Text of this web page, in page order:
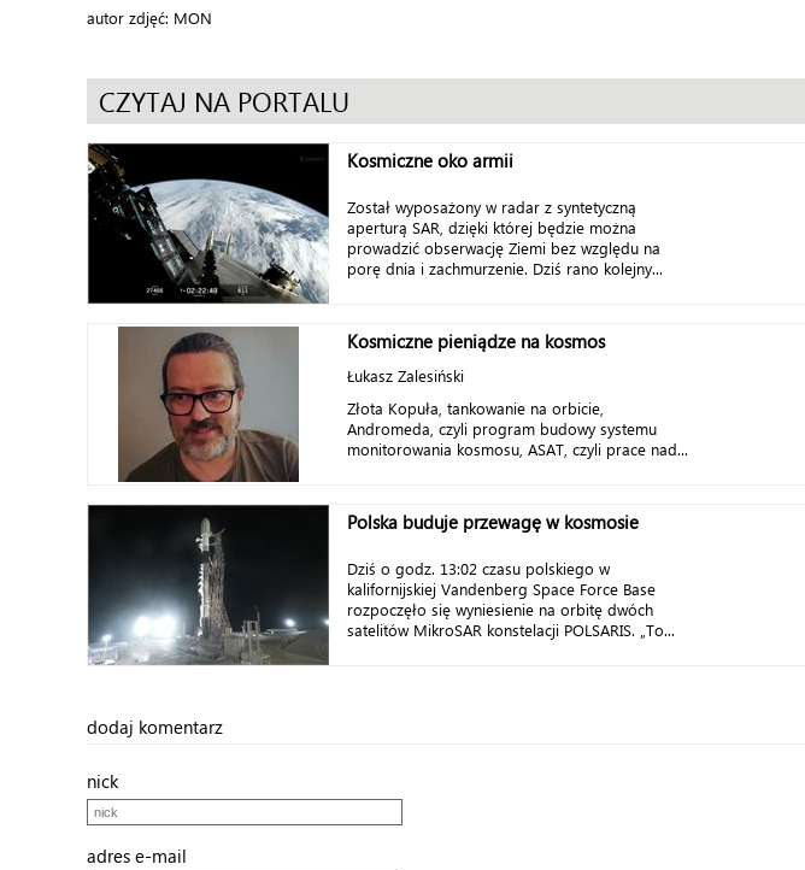
autor zdjęć: MON
CZYTAJ NA PORTALU
Kosmiczne oko armii
Został wyposażony w radar z syntetyczną
aperturą SAR, dzięki której będzie można
prowadzić obserwację Ziemi bez względu na
porę dnia i zachmurzenie. Dziś rano kolejny...
Kosmiczne pieniądze na kosmos
Łukasz Zalesiński
Złota Kopuła, tankowanie na orbicie,
Andromeda, czyli program budowy systemu
monitorowania kosmosu, ASAT, czyli prace nad...
Polska buduje przewagę w kosmosie
Dziś o godz. 13:02 czasu polskiego w
kalifornijskiej Vandenberg Space Force Base
rozpoczęło się wyniesienie na orbitę dwóch
satelitów MikroSAR konstelacji POLSARIS. „To...
dodaj komentarz
nick
adres e-mail